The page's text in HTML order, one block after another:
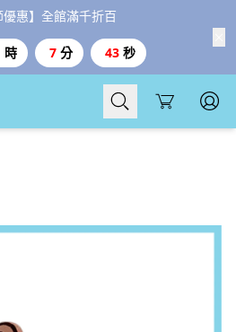
優惠】全館滿千折百
時 7 分 43 秒
Cart